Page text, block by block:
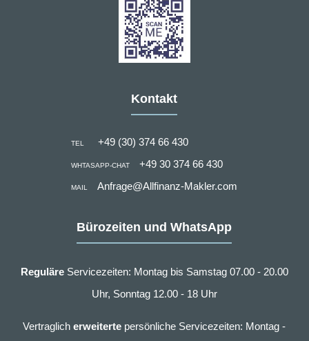
Kontakt
TEL +49 (30) 374 66 430
WHTASAPP-CHAT +49 30 374 66 430
MAIL Anfrage@Allfinanz-Makler.com
Bürozeiten und WhatsApp
ReguläreServicezeiten: Montag bis Samstag 07.00 - 20.00
Uhr, Sonntag 12.00 - 18 Uhr
Vertraglicherweiterte persönliche Servicezeiten: Montag -